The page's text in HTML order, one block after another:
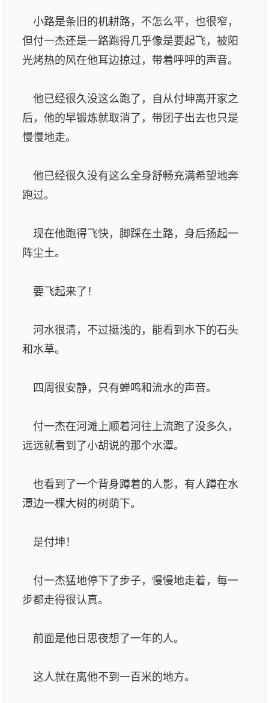
小路是条旧的机耕路，不怎么平，也很窄，
但付一杰还是一路跑得几乎像是要起飞，被阳
光烤热的风在他耳边掠过，带着呼呼的声音。
他已经很久没这么跑了，自从付坤离开家之
后，他的早锻炼就取消了，带团子出去也只是
慢慢地走。
他已经很久没有这么全身舒畅充满希望地奔
跑过。
现在他跑得飞快，脚踩在土路，身后扬起一
阵尘土。
要飞起来了！
河水很清，不过挺浅的，能看到水下的石头
和水草。
四周很安静，只有蝉鸣和流水的声音。
付一杰在河滩上顺着河往上流跑了没多久，
远远就看到了小胡说的那个水潭。
也看到了一个背身蹲着的人影，有人蹲在水
潭边一棵大树的树荫下。
是付坤！
付一杰猛地停下了步子，慢慢地走着，每一
步都走得很认真。
前面是他日思夜想了一年的人。
这人就在离他不到一百米的地方。